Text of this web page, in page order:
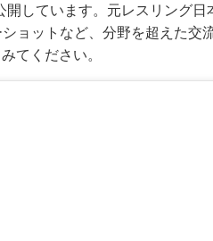
しています。元レスリング日
ョットなど、分野を超えた交
てください。